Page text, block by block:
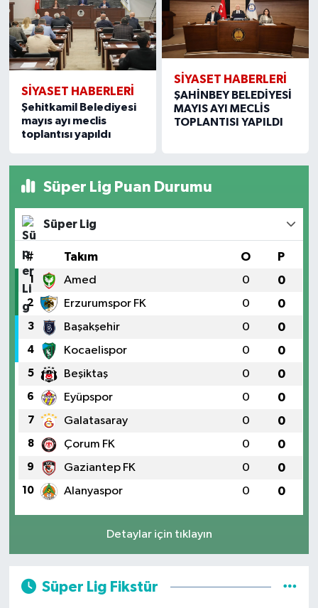
SIYASET HABERLERI
Şehitkamil Belediyesi
mayıs ayı meclis
toplantısı yapıldı
SIYASET HABERLERI
ŞAHİNBEY BELEDİYESİ
MAYIS AYI MECLİS
TOPLANTISI YAPILDI
Süper Lig Puan Durumu
Süper Lig
# Takım O P
1 Amed 0 0
2 Erzurumspor FK 0 0
3 Başakşehir 0 0
4 Kocaelispor 0 0
5 Beşiktaş 0 0
6 Eyüpspor 0 0
7 Galatasaray 0 0
8 Çorum FK 0 0
9 Gaziantep FK 0 0
10 Alanyaspor 0 0
Detaylar için tıklayın
Süper Lig Fikstür